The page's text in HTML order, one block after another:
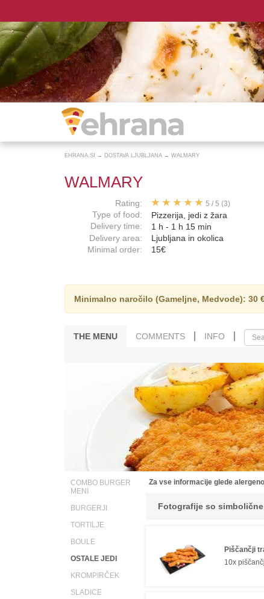
EHRANA.SI → DOSTAVA LJUBLJANA → WALMARY
WALMARY
Rating:
Type of food:
Delivery time:
5 /5 (3)
Pizzerija, jedi z žara
1 h - 1 h 15 min
Delivery area:
Ljubljana in okolica
Minimal order:
15€
Minimalno naročilo (Gameljne, Medvode): 30
THE MENU COMMENTS INFO
COMBO BURGER
MENI
BURGERJI
TORTILJE
BOULE
OSTALE JEDI
KROMPIRČEK
SLADICE
Za vse informacije glede
Fotografije so simbolične
Piščančji
10x